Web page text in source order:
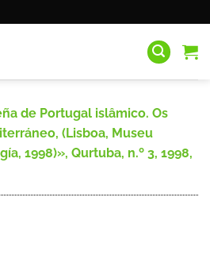
de Portugal islâmico. Os
(Lisboa, Museu
1998)», Qurtuba, n.º 3, 1998,